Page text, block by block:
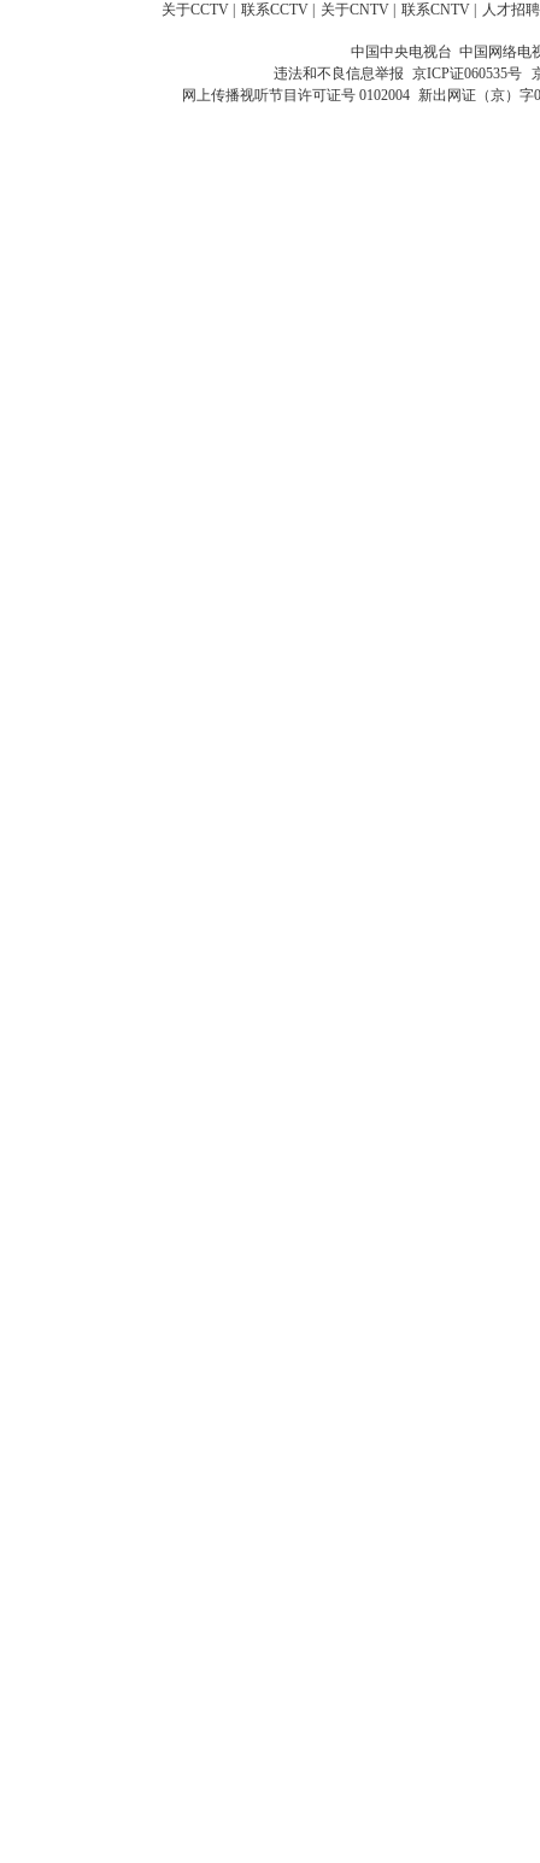
关于CCTV 联系CCTV 关于CNTV 联系CNTV 人才招聘
中国中央电视台 中国网络电
违法和不良信息举报 京ICP证060535号
网上传播视听节目许可证号 0102004 新出网证（京）